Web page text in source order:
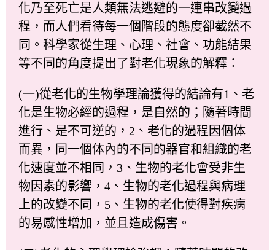
化乃至死亡是人類無法逃避的一連串改變過
程，而人們看待每一個階段的態度卻截然不
同。科學家從生理、心理、社會、功能結果
等不同的角度提出了對老化現象的解釋：
(一)從老化的生物學理論獲得的結論有1、老
化是生物必經的過程，是自然的；隨著時間
進行、是不可逆的，2、老化的過程因個体
而異，同一個体內的不同的器官和組織的老
化速度並不相同，3、生物的老化會受非生
物因素的影響，4、生物的老化過程與病理
上的改變不同，5、生物的老化使得對疾病
的易感性增加，並且造成傷害。